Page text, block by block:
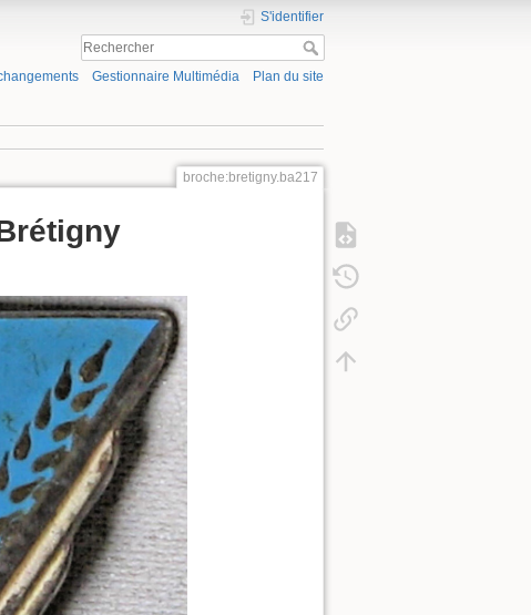
S'identifier
Gestionnaire Multimédia Plan du site
broche:bretigny.ba217